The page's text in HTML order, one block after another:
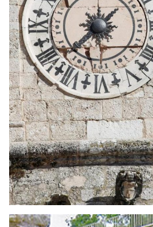
Santa Rita da Cascia
Santa Rita da Cascia, una
e venerate dai praticanti
a Roccaporena, frazione di